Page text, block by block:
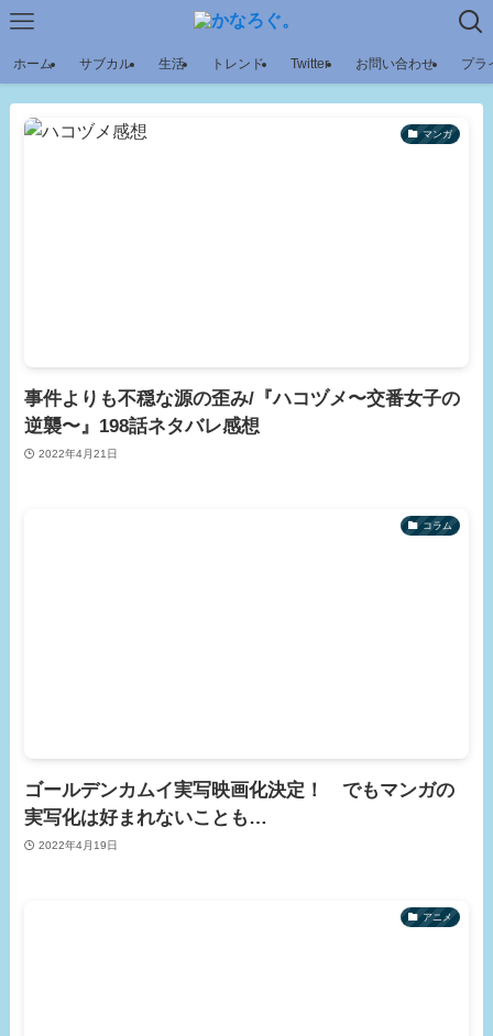
ホーム サブカル 生活 トレンド Twitter お問い合わせ プラ
マンガ
事件よりも不穏な源の歪み/『ハコヅメ〜交番女子の
逆襲〜』198話ネタバレ感想
2022年4月21日
コラム
ゴールデンカムイ実写映画化決定！ でもマンガの
実写化は好まれないことも…
2022年4月19日
アニメ